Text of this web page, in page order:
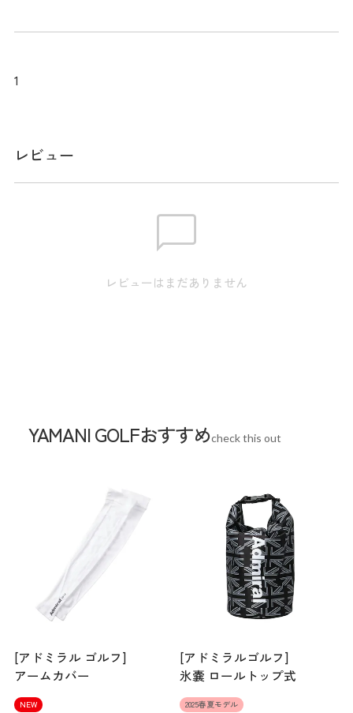
地と機能性を兼ね備えたシャツです。
す。
身丈70.0 / 肩巾42.0 / 身幅51.0 / 裾巾51.0 /
身丈73.0 / 肩巾44.0 / 身幅54.0 / 裾巾54.0 /
中国
吸水速乾、UVカット、ストレッチ
1
レビュー
レビューはまだありません
YAMANI GOLFおすすめcheck this out
[アドミラル ゴルフ]
アームカバー
NEW
[アドミラルゴルフ]
氷嚢 ロールトップ式
2025春夏モデル